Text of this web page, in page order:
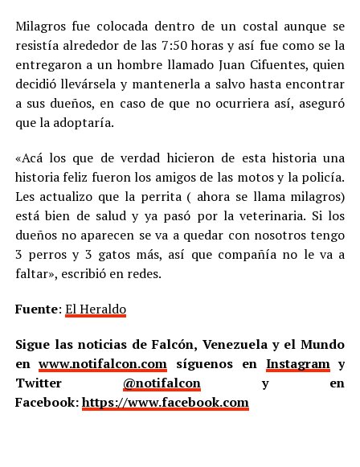
Milagros fue colocada dentro de un costal aunque se
resistía alrededor de las 7:50 horas y así fue como se la
entregaron a un hombre llamado Juan Cifuentes, quien
decidió llevársela y mantenerla a salvo hasta encontrar
a sus dueños, en caso de que no ocurriera así, aseguró
que la adoptaría.
«Acá los que de verdad hicieron de esta historia una
historia feliz fueron los amigos de las motos y la policía.
Les actualizo que la perrita ( ahora se llama milagros)
está bien de salud y ya pasó por la veterinaria. Si los
dueños no aparecen se va a quedar con nosotros tengo
3 perros y 3 gatos más, así que compañía no le va a
faltar», escribió en redes.
Fuente: El Heraldo
Sigue las noticias de Falcón, Venezuela y el Mundo
enwww.notifalcon.com síguenos en Instagramy
Twitter @notifalcony en
Facebook:https://www.facebook.com